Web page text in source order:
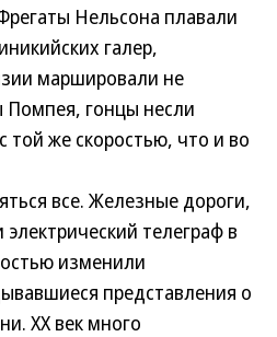
Нельсона плавали
галер,
маршировали не
Помпея, гонцы несли
той же скоростью, что и во
все. Железные дороги,
телеграф в
изменили
представления о
XX век много